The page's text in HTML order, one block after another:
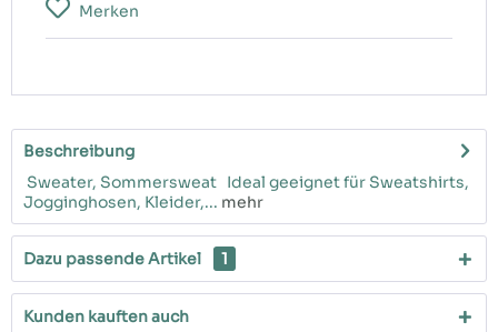
Merken
Beschreibung
Sweater, Sommersweat Ideal geeignet für Sweatshirts,
Jogginghosen, Kleider,... mehr
Dazu passende Artikel 1
Kunden kauften auch